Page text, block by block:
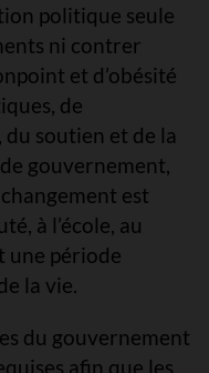
politique seule
ni contrer
et d’obésité
de
du soutien et de la
gouvernement,
est
à l’école, au
une période
la vie.
du gouvernement
afin que les